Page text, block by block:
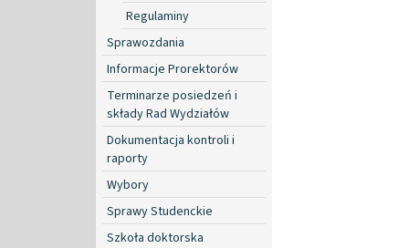
Regulaminy
Sprawozdania
Informacje Prorektorów
Terminarze posiedzeń i
składy Rad Wydziałów
Dokumentacja kontroli i
raporty
Wybory
Sprawy Studenckie
Szkoła doktorska